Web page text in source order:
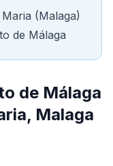
(Malaga)
de Málaga
de Málaga
Malaga